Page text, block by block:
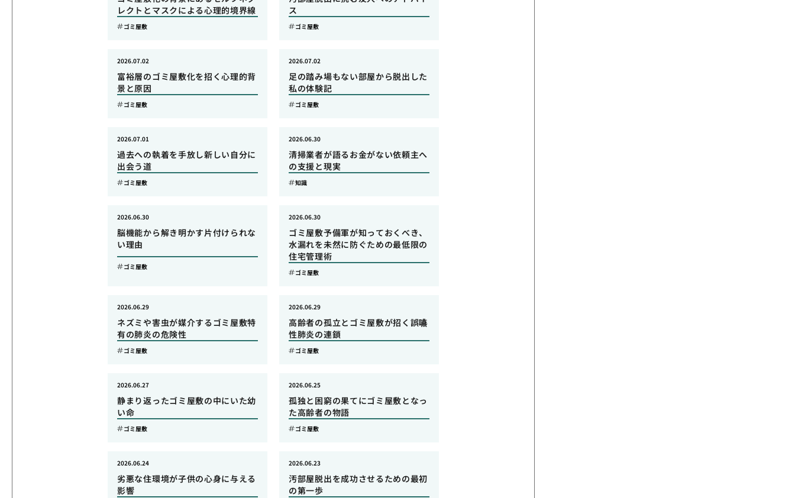
レクトとマスクによる心理的境界線
ゴミ屋敷
ス
ゴミ屋敷
富裕層のゴミ屋敷化を招く心理的背
景と原因
2026.07.02
ゴミ屋敷
足の踏み場もない部屋から脱出した
私の体験記
2026.07.02
ゴミ屋敷
過去への執着を手放し新しい自分に
出会う道
2026.07.01
ゴミ屋敷
清掃業者が語るお金がない依頼主へ
の支援と現実
2026.06.30
知識
脳機能から解き明かす片付けられな
い理由
2026.06.30
ゴミ屋敷
ゴミ屋敷予備軍が知っておくべき、
水漏れを未然に防ぐための最低限の
住宅管理術
2026.06.30
ゴミ屋敷
ネズミや害虫が媒介するゴミ屋敷特
有の肺炎の危険性
2026.06.29
ゴミ屋敷
高齢者の孤立とゴミ屋敷が招く誤嚥
性肺炎の連鎖
2026.06.29
ゴミ屋敷
静まり返ったゴミ屋敷の中にいた幼
い命
2026.06.27
ゴミ屋敷
孤独と困窮の果てにゴミ屋敷となっ
た高齢者の物語
2026.06.25
ゴミ屋敷
劣悪な住環境が子供の心身に与える
影響
2026.06.24
汚部屋脱出を成功させるための最初
の第一歩
2026.06.23